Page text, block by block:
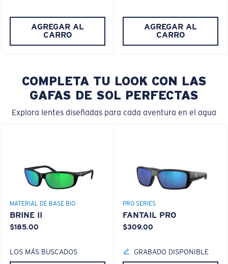
AGREGAR AL
CARRO
AGREGAR AL
CARRO
COMPLETA TU LOOK CON LAS
GAFAS DE SOL PERFECTAS
Explora lentes diseñadas para cada aventura en el agua
MATERIAL DE BASE BIO
BRINE II
$185.00
LOS MÁS BUSCADOS
PRO SERIES
FANTAIL PRO
$309.00
GRABADO DISPONIBLE